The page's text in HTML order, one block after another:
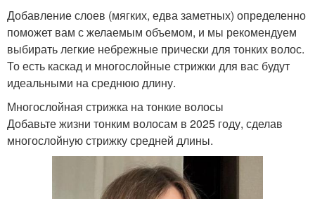
Добавление слоев (мягких, едва заметных) определенно
поможет вам с желаемым объемом, и мы рекомендуем
выбирать легкие небрежные прически для тонких волос.
То есть каскад и многослойные стрижки для вас будут
идеальными на среднюю длину.
Многослойная стрижка на тонкие волосы
Добавьте жизни тонким волосам в 2025 году, сделав
многослойную стрижку средней длины.